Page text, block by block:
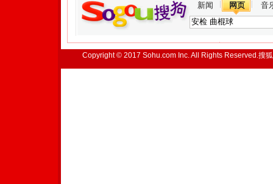
新闻 网页 音
Copyright © 2017 Sohu.com Inc. All Rights Reserved.搜